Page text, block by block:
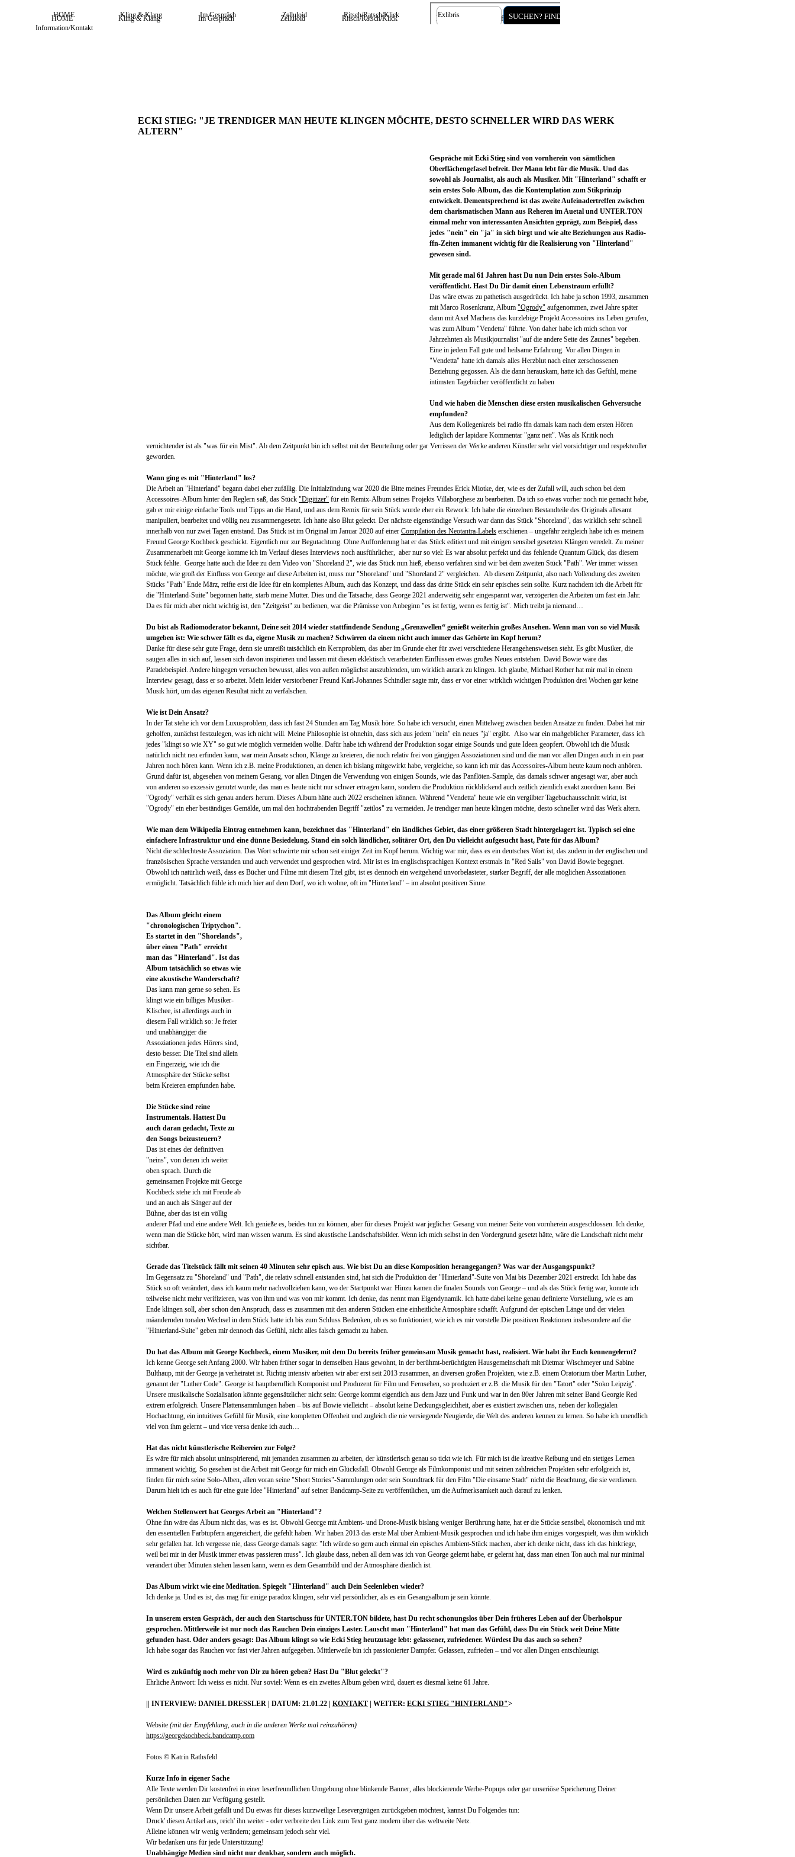
HOME Kling & Klang Im Gespräch Zelluloid Ritsch/Ratsch/Klick
Exlibris
Information/Kontakt
HOME Kling & Klang Im Gespräch Zelluloid Ritsch/Ratsch/Klick Exlibris Information/Kontakt
ECKI STIEG: "JE TRENDIGER MAN HEUTE KLINGEN MÖCHTE, DESTO SCHNELLER WIRD DAS WERK
ALTERN"
Gespräche mit Ecki Stieg sind von vornherein von sämtlichen
Oberflächengefasel befreit. Der Mann lebt für die Musik. Und das
sowohl als Journalist, als auch als Musiker. Mit "Hinterland" schafft er
sein erstes Solo-Album, das die Kontemplation zum Stikprinzip
entwickelt. Dementsprechend ist das zweite Aufeinadertreffen zwischen
dem charismatischen Mann aus Reheren im Auetal und UNTER.TON
einmal mehr von interessanten Ansichten geprägt, zum Beispiel, dass
jedes "nein" ein "ja" in sich birgt und wie alte Beziehungen aus Radio-
ffn-Zeiten immanent wichtig für die Realisierung von "Hinterland"
gewesen sind.
Mit gerade mal 61 Jahren hast Du nun Dein erstes Solo-Album
veröffentlicht. Hast Du Dir damit einen Lebenstraum erfüllt?
Das wäre etwas zu pathetisch ausgedrückt. Ich habe ja schon 1993, zusammen
mit Marco Rosenkranz, Album"Ogrody" aufgenommen, zwei Jahre später
dann mit Axel Machens das kurzlebige Projekt Accessoires ins Leben gerufen,
was zum Album "Vendetta" führte. Von daher habe ich mich schon vor
Jahrzehnten als Musikjournalist "auf die andere Seite des Zaunes" begeben.
Eine in jedem Fall gute und heilsame Erfahrung. Vor allen Dingen in
"Vendetta" hatte ich damals alles Herzblut nach einer zerschossenen
Beziehung gegossen. Als die dann herauskam, hatte ich das Gefühl, meine
intimsten Tagebücher veröffentlicht zu haben
Und wie haben die Menschen diese ersten musikalischen Gehversuche
empfunden?
Aus dem Kollegenkreis bei radio ffn damals kam nach dem ersten Hören
lediglich der lapidare Kommentar "ganz nett". Was als Kritik noch
vernichtender ist als "was für ein Mist". Ab dem Zeitpunkt bin ich selbst mit der Beurteilung oder gar Verrissen der Werke anderen Künstler sehr viel vorsichtiger und respektvoller
geworden.
Wann ging es mit "Hinterland" los?
Die Arbeit an "Hinterland" begann dabei eher zufällig. Die Initialzündung war 2020 die Bitte meines Freundes Erick Miotke, der, wie es der Zufall will, auch schon bei dem
Accessoires-Album hinter den Reglern saß, das Stück"Digitizer" für ein Remix-Album seines Projekts Villaborghese zu bearbeiten. Da ich so etwas vorher noch nie gemacht habe,
gab er mir einige einfache Tools und Tipps an die Hand, und aus dem Remix für sein Stück wurde eher ein Rework: Ich habe die einzelnen Bestandteile des Originals allesamt
manipuliert, bearbeitet und völlig neu zusammengesetzt. Ich hatte also Blut geleckt. Der nächste eigenständige Versuch war dann das Stück "Shoreland", das wirklich sehr schnell
innerhalb von nur zwei Tagen entstand. Das Stück ist im Original im Januar 2020 auf einerCompilation des Neotantra-Labels erschienen – ungefähr zeitgleich habe ich es meinem
Freund George Kochbeck geschickt. Eigentlich nur zur Begutachtung. Ohne Aufforderung hat er das Stück editiert und mit einigen sensibel gesetzten Klängen veredelt. Zu meiner
Zusammenarbeit mit George komme ich im Verlauf dieses Interviews noch ausführlicher, aber nur so viel: Es war absolut perfekt und das fehlende Quantum Glück, das diesem
Stück fehlte. George hatte auch die Idee zu dem Video von "Shoreland 2", wie das Stück nun hieß, ebenso verfahren sind wir bei dem zweiten Stück "Path". Wer immer wissen
möchte, wie groß der Einfluss von George auf diese Arbeiten ist, muss nur "Shoreland" und "Shoreland 2" vergleichen. Ab diesem Zeitpunkt, also nach Vollendung des zweiten
Stücks "Path" Ende März, reifte erst die Idee für ein komplettes Album, auch das Konzept, und dass das dritte Stück ein sehr episches sein sollte. Kurz nachdem ich die Arbeit für
die "Hinterland-Suite" begonnen hatte, starb meine Mutter. Dies und die Tatsache, dass George 2021 anderweitig sehr eingespannt war, verzögerten die Arbeiten um fast ein Jahr.
Da es für mich aber nicht wichtig ist, den "Zeitgeist" zu bedienen, war die Prämisse von Anbeginn "es ist fertig, wenn es fertig ist". Mich treibt ja niemand…
Du bist als Radiomoderator bekannt, Deine seit 2014 wieder stattfindende Sendung „Grenzwellen“ genießt weiterhin großes Ansehen. Wenn man von so viel Musik
umgeben ist: Wie schwer fällt es da, eigene Musik zu machen? Schwirren da einem nicht auch immer das Gehörte im Kopf herum?
Danke für diese sehr gute Frage, denn sie umreißt tatsächlich ein Kernproblem, das aber im Grunde eher für zwei verschiedene Herangehensweisen steht. Es gibt Musiker, die
saugen alles in sich auf, lassen sich davon inspirieren und lassen mit diesen eklektisch verarbeiteten Einflüssen etwas großes Neues entstehen. David Bowie wäre das
Paradebeispiel. Andere hingegen versuchen bewusst, alles von außen möglichst auszublenden, um wirklich autark zu klingen. Ich glaube, Michael Rother hat mir mal in einem
Interview gesagt, dass er so arbeitet. Mein leider verstorbener Freund Karl-Johannes Schindler sagte mir, dass er vor einer wirklich wichtigen Produktion drei Wochen gar keine
Musik hört, um das eigenen Resultat nicht zu verfälschen.
Wie ist Dein Ansatz?
In der Tat stehe ich vor dem Luxusproblem, dass ich fast 24 Stunden am Tag Musik höre. So habe ich versucht, einen Mittelweg zwischen beiden Ansätze zu finden. Dabei hat mir
geholfen, zunächst festzulegen, was ich nicht will. Meine Philosophie ist ohnehin, dass sich aus jedem "nein" ein neues "ja" ergibt. Also war ein maßgeblicher Parameter, dass ich
jedes "klingt so wie XY" so gut wie möglich vermeiden wollte. Dafür habe ich während der Produktion sogar einige Sounds und gute Ideen geopfert. Obwohl ich die Musik
natürlich nicht neu erfinden kann, war mein Ansatz schon, Klänge zu kreieren, die noch relativ frei von gängigen Assoziationen sind und die man vor allen Dingen auch in ein paar
Jahren noch hören kann. Wenn ich z.B. meine Produktionen, an denen ich bislang mitgewirkt habe, vergleiche, so kann ich mir das Accessoires-Album heute kaum noch anhören.
Grund dafür ist, abgesehen von meinem Gesang, vor allen Dingen die Verwendung von einigen Sounds, wie das Panflöten-Sample, das damals schwer angesagt war, aber auch
von anderen so exzessiv genutzt wurde, das man es heute nicht nur schwer ertragen kann, sondern die Produktion rückblickend auch zeitlich ziemlich exakt zuordnen kann. Bei
"Ogrody" verhält es sich genau anders herum. Dieses Album hätte auch 2022 erscheinen können. Während "Vendetta" heute wie ein vergilbter Tagebuchausschnitt wirkt, ist
"Ogrody" ein eher beständiges Gemälde, um mal den hochtrabenden Begriff "zeitlos" zu vermeiden. Je trendiger man heute klingen möchte, desto schneller wird das Werk altern.
Wie man dem Wikipedia Eintrag entnehmen kann, bezeichnet das "Hinterland" ein ländliches Gebiet, das einer größeren Stadt hintergelagert ist. Typisch sei eine
einfachere Infrastruktur und eine dünne Besiedelung. Stand ein solch ländlicher, solitärer Ort, den Du vielleicht aufgesucht hast, Pate für das Album?
Nicht die schlechteste Assoziation. Das Wort schwirrte mir schon seit einiger Zeit im Kopf herum. Wichtig war mir, dass es ein deutsches Wort ist, das zudem in der englischen und
französischen Sprache verstanden und auch verwendet und gesprochen wird. Mir ist es im englischsprachigen Kontext erstmals in "Red Sails" von David Bowie begegnet.
Obwohl ich natürlich weiß, dass es Bücher und Filme mit diesem Titel gibt, ist es dennoch ein weitgehend unvorbelasteter, starker Begriff, der alle möglichen Assoziationen
ermöglicht. Tatsächlich fühle ich mich hier auf dem Dorf, wo ich wohne, oft im "Hinterland" – im absolut positiven Sinne.
Das Album gleicht einem
"chronologischen Triptychon".
Es startet in den "Shorelands",
über einen "Path" erreicht
man das "Hinterland". Ist das
Album tatsächlich so etwas wie
eine akustische Wanderschaft?
Das kann man gerne so sehen. Es
klingt wie ein billiges Musiker-
Klischee, ist allerdings auch in
diesem Fall wirklich so: Je freier
und unabhängiger die
Assoziationen jedes Hörers sind,
desto besser. Die Titel sind allein
ein Fingerzeig, wie ich die
Atmosphäre der Stücke selbst
beim Kreieren empfunden habe.
Die Stücke sind reine
Instrumentals. Hattest Du
auch daran gedacht, Texte zu
den Songs beizusteuern?
Das ist eines der definitiven
"neins", von denen ich weiter
oben sprach. Durch die
gemeinsamen Projekte mit George
Kochbeck stehe ich mit Freude ab
und an auch als Sänger auf der
Bühne, aber das ist ein völlig
anderer Pfad und eine andere Welt. Ich genieße es, beides tun zu können, aber für dieses Projekt war jeglicher Gesang von meiner Seite von vornherein ausgeschlossen. Ich denke,
wenn man die Stücke hört, wird man wissen warum. Es sind akustische Landschaftsbilder. Wenn ich mich selbst in den Vordergrund gesetzt hätte, wäre die Landschaft nicht mehr
sichtbar.
Gerade das Titelstück fällt mit seinen 40 Minuten sehr episch aus. Wie bist Du an diese Komposition herangegangen? Was war der Ausgangspunkt?
Im Gegensatz zu "Shoreland" und "Path", die relativ schnell entstanden sind, hat sich die Produktion der "Hinterland"-Suite von Mai bis Dezember 2021 erstreckt. Ich habe das
Stück so oft verändert, dass ich kaum mehr nachvollziehen kann, wo der Startpunkt war. Hinzu kamen die finalen Sounds von George – und als das Stück fertig war, konnte ich
teilweise nicht mehr verifizieren, was von ihm und was von mir kommt. Ich denke, das nennt man Eigendynamik. Ich hatte dabei keine genau definierte Vorstellung, wie es am
Ende klingen soll, aber schon den Anspruch, dass es zusammen mit den anderen Stücken eine einheitliche Atmosphäre schafft. Aufgrund der epischen Länge und der vielen
mäandernden tonalen Wechsel in dem Stück hatte ich bis zum Schluss Bedenken, ob es so funktioniert, wie ich es mir vorstelle.Die positiven Reaktionen insbesondere auf die
"Hinterland-Suite" geben mir dennoch das Gefühl, nicht alles falsch gemacht zu haben.
Du hat das Album mit George Kochbeck, einem Musiker, mit dem Du bereits früher gemeinsam Musik gemacht hast, realisiert. Wie habt ihr Euch kennengelernt?
Ich kenne George seit Anfang 2000. Wir haben früher sogar in demselben Haus gewohnt, in der berühmt-berüchtigten Hausgemeinschaft mit Dietmar Wischmeyer und Sabine
Bulthaup, mit der George ja verheiratet ist. Richtig intensiv arbeiten wir aber erst seit 2013 zusammen, an diversen großen Projekten, wie z.B. einem Oratorium über Martin Luther,
genannt der "Luther Code". George ist hauptberuflich Komponist und Produzent für Film und Fernsehen, so produziert er z.B. die Musik für den "Tatort" oder "Soko Leipzig".
Unsere musikalische Sozialisation könnte gegensätzlicher nicht sein: George kommt eigentlich aus dem Jazz und Funk und war in den 80er Jahren mit seiner Band Georgie Red
extrem erfolgreich. Unsere Plattensammlungen haben – bis auf Bowie vielleicht – absolut keine Deckungsgleichheit, aber es existiert zwischen uns, neben der kollegialen
Hochachtung, ein intuitives Gefühl für Musik, eine kompletten Offenheit und zugleich die nie versiegende Neugierde, die Welt des anderen kennen zu lernen. So habe ich unendlich
viel von ihm gelernt – und vice versa denke ich auch…
Hat das nicht künstlerische Reibereien zur Folge?
Es wäre für mich absolut uninspirierend, mit jemanden zusammen zu arbeiten, der künstlerisch genau so tickt wie ich. Für mich ist die kreative Reibung und ein stetiges Lernen
immanent wichtig. So gesehen ist die Arbeit mit George für mich ein Glücksfall. Obwohl George als Filmkomponist und mit seinen zahlreichen Projekten sehr erfolgreich ist,
finden für mich seine Solo-Alben, allen voran seine "Short Stories"-Sammlungen oder sein Soundtrack für den Film "Die einsame Stadt" nicht die Beachtung, die sie verdienen.
Darum hielt ich es auch für eine gute Idee "Hinterland" auf seiner Bandcamp-Seite zu veröffentlichen, um die Aufmerksamkeit auch darauf zu lenken.
Welchen Stellenwert hat Georges Arbeit an "Hinterland"?
Ohne ihn wäre das Album nicht das, was es ist. Obwohl George mit Ambient- und Drone-Musik bislang weniger Berührung hatte, hat er die Stücke sensibel, ökonomisch und mit
den essentiellen Farbtupfern angereichert, die gefehlt haben. Wir haben 2013 das erste Mal über Ambient-Musik gesprochen und ich habe ihm einiges vorgespielt, was ihm wirklich
sehr gefallen hat. Ich vergesse nie, dass George damals sagte: "Ich würde so gern auch einmal ein episches Ambient-Stück machen, aber ich denke nicht, dass ich das hinkriege,
weil bei mir in der Musik immer etwas passieren muss". Ich glaube dass, neben all dem was ich von George gelernt habe, er gelernt hat, dass man einen Ton auch mal nur minimal
verändert über Minuten stehen lassen kann, wenn es dem Gesamtbild und der Atmosphäre dienlich ist.
Das Album wirkt wie eine Meditation. Spiegelt "Hinterland" auch Dein Seelenleben wieder?
Ich denke ja. Und es ist, das mag für einige paradox klingen, sehr viel persönlicher, als es ein Gesangsalbum je sein könnte.
In unserem ersten Gespräch, der auch den Startschuss für UNTER.TON bildete, hast Du recht schonungslos über Dein früheres Leben auf der Überholspur
gesprochen. Mittlerweile ist nur noch das Rauchen Dein einziges Laster. Lauscht man "Hinterland" hat man das Gefühl, dass Du ein Stück weit Deine Mitte
gefunden hast. Oder anders gesagt: Das Album klingt so wie Ecki Stieg heutzutage lebt: gelassener, zufriedener. Würdest Du das auch so sehen?
Ich habe sogar das Rauchen vor fast vier Jahren aufgegeben. Mittlerweile bin ich passionierter Dampfer. Gelassen, zufrieden – und vor allen Dingen entschleunigt.
Wird es zukünftig noch mehr von Dir zu hören geben? Hast Du "Blut geleckt"?
Ehrliche Antwort: Ich weiss es nicht. Nur soviel: Wenn es ein zweites Album geben wird, dauert es diesmal keine 61 Jahre.
|| INTERVIEW: DANIEL DRESSLER | DATUM: 21.01.22 |KONTAKT | WEITER:ECKI STIEG "HINTERLAND">
Website(mit der Empfehlung, auch in die anderen Werke mal reinzuhören)
https://georgekochbeck.bandcamp.com
Fotos © Katrin Rathsfeld
Kurze Info in eigener Sache
Alle Texte werden Dir kostenfrei in einer leserfreundlichen Umgebung ohne blinkende Banner, alles blockierende Werbe-Popups oder gar unseriöse Speicherung Deiner
persönlichen Daten zur Verfügung gestellt.
Wenn Dir unsere Arbeit gefällt und Du etwas für dieses kurzweilige Lesevergnügen zurückgeben möchtest, kannst Du Folgendes tun:
Druck' diesen Artikel aus, reich' ihn weiter - oder verbreite den Link zum Text ganz modern über das weltweite Netz.
Alleine können wir wenig verändern; gemeinsam jedoch sehr viel.
Wir bedanken uns für jede Unterstützung!
Unabhängige Medien sind nicht nur denkbar, sondern auch möglich.
SUCHEN? FINDEN!